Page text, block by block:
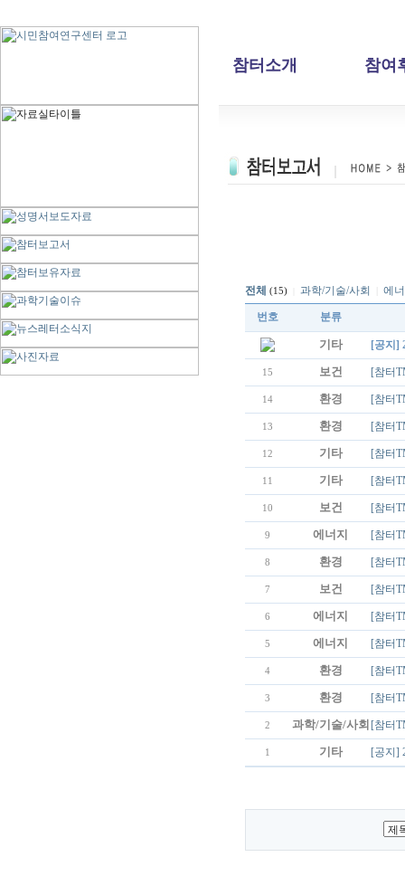
참터소개 참여
전체 (15) 과학/기술/사회 에
번호 분류
기타 [공지]
15 보건 [참터
14 환경 [참터
13 환경 [참터
12 기타 [참터
11 기타 [참터
10 보건 [참터
9 에너지 [참터
8 환경 [참터
7 보건 [참터
6 에너지 [참터
5 에너지 [참터
4 환경 [참터
3 환경 [참터
2 과학/기술/사회 [참터
1 기타 [공지]